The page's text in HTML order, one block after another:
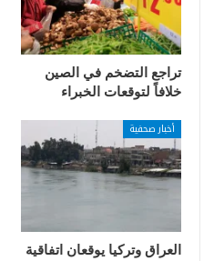
تراجع التضخم في الصين
خلافاً لتوقعات الخبراء
أخبار صحفية
العراق وتركيا يوقعان اتفاقية